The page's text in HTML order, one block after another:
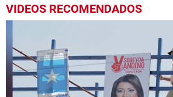
VIDEOS RECOMENDADOS